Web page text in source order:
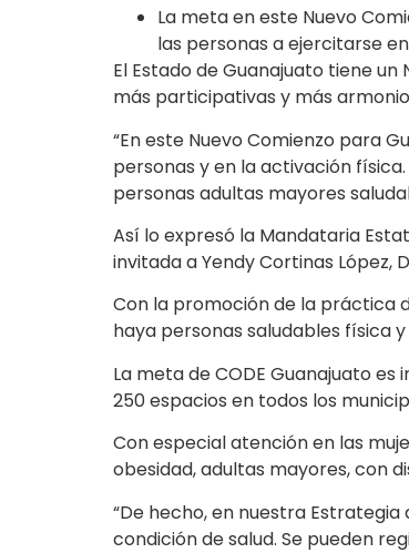
La meta en este Nuevo
las personas a ejercitarse
El Estado de Guanajuato tiene
más participativas y más
“En este Nuevo Comienzo para
personas y en la activación
personas adultas mayores
Así lo expresó la Mandataria
invitada a Yendy Cortinas López,
Con la promoción de la práctica
haya personas saludables física
La meta de CODE Guanajuato
250 espacios en todos los
Con especial atención en las
obesidad, adultas mayores, con
“De hecho, en nuestra
condición de salud. Se pueden